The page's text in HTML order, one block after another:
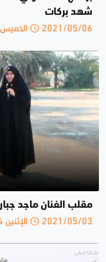
شهد بركات
2021/05/06 الخميس 10:14 ص
مقلب الفنان ماجد جبار
2021/05/03 الإثنين 08:14 ص